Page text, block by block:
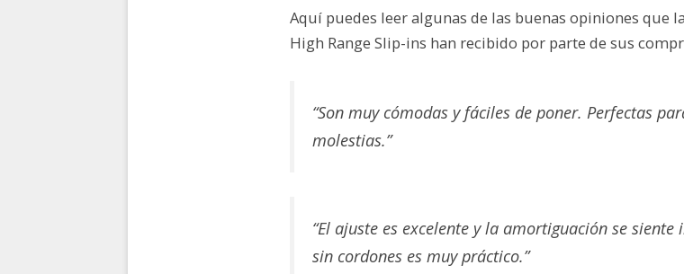
Aquí puedes leer algunas de las buenas opiniones que
High Range Slip-ins han recibido por parte de sus
“Son muy cómodas y fáciles de poner. Perfectas
molestias.”
“El ajuste es excelente y la amortiguación se
sin cordones es muy práctico.”